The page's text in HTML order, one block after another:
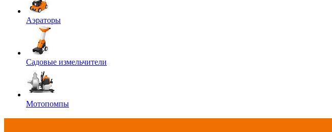
Аэраторы
Садовые измельчители
Мотопомпы